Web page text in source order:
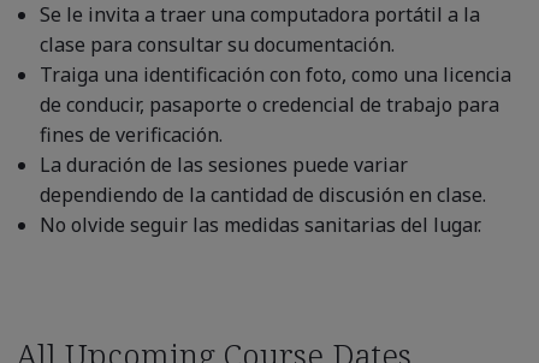
Se le invita a traer una computadora portátil a la
clase para consultar su documentación.
Traiga una identificación con foto, como una licencia
de conducir, pasaporte o credencial de trabajo para
fines de verificación.
La duración de las sesiones puede variar
dependiendo de la cantidad de discusión en clase.
No olvide seguir las medidas sanitarias del lugar.